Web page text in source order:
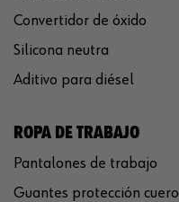
Convertidor de óxido
Silicona neutra
Aditivo para diésel
ROPA DE TRABAJO
Pantalones de trabajo
Guantes protección cuero